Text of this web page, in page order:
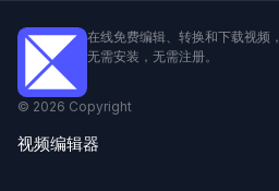
视频编辑器
在线免费编辑、转换和下载视频，
无需安装，无需注册。
© 2026 Copyright